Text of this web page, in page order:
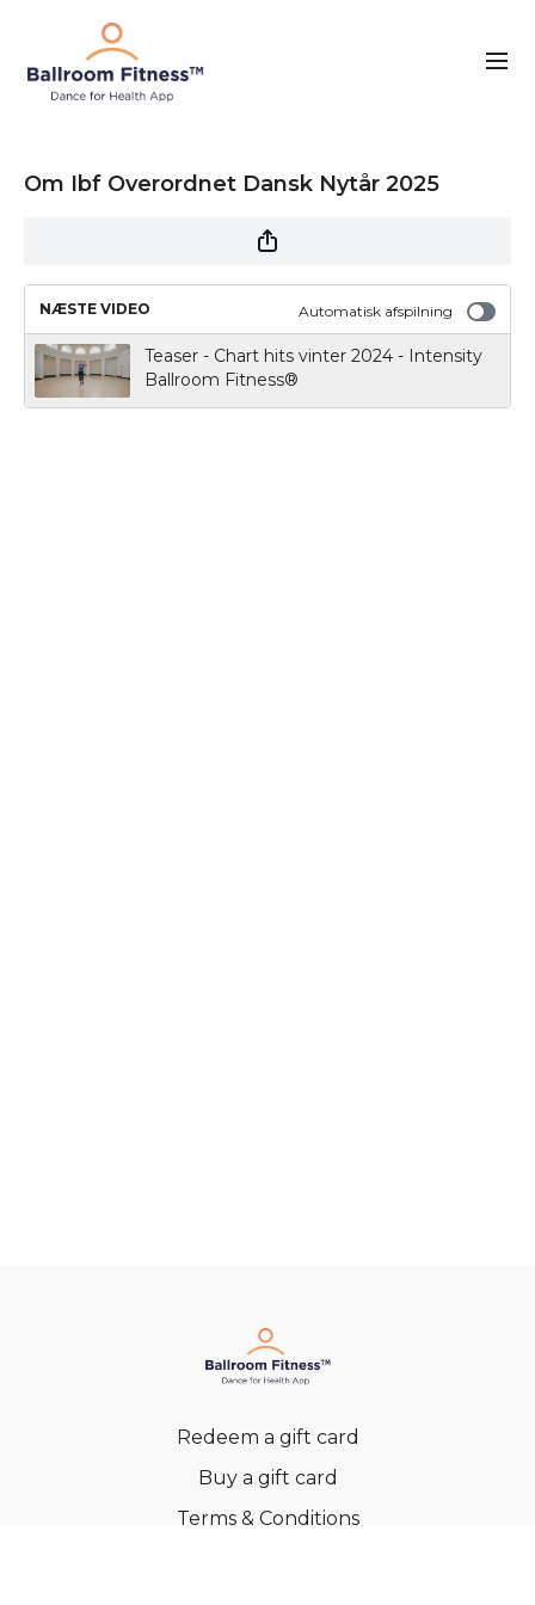
Om Ibf Overordnet Dansk Nytår 2025
NÆSTE VIDEO Automatisk afspilning
Teaser - Chart hits vinter 2024 - Intensity
Ballroom Fitness®
Redeem a gift card
Buy a gift card
Terms & Conditions